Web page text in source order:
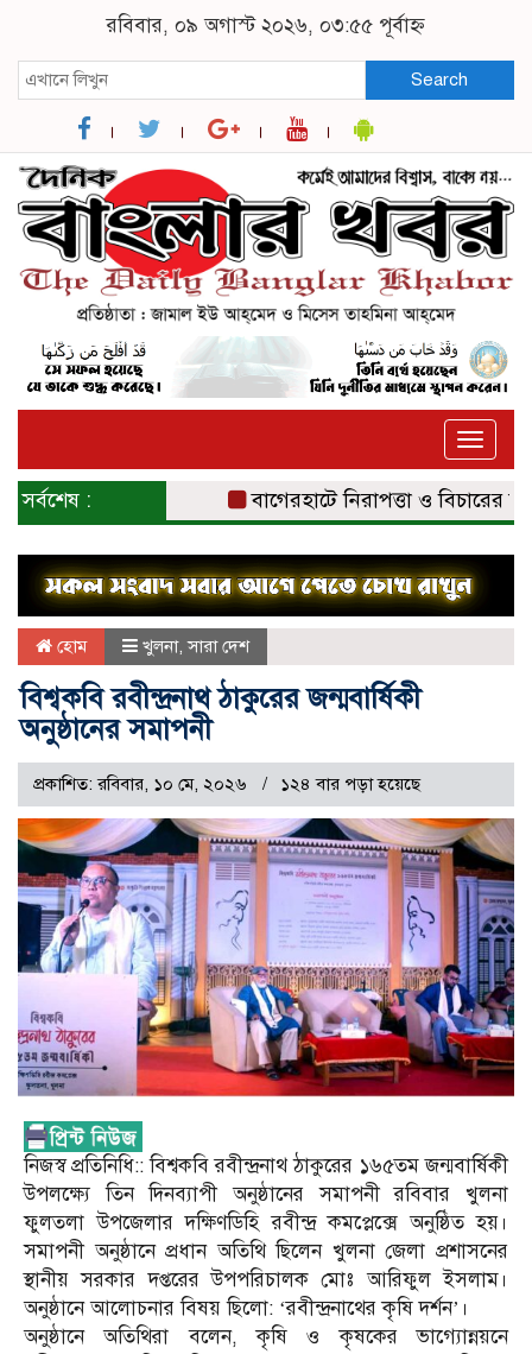
রবিবার, ০৯ অগাস্ট ২০২৬, ০৩:৫৫ পূর্বাহ্ন
Search
Toggle
সর্বশেষ : বাগেরহাটে নিরাপত্তা ও বিচারের
হোম খুলনা,সারা দেশ
বিশ্বকবি রবীন্দ্রনাথ ঠাকুরের জন্মবার্ষিকী
অনুষ্ঠানের সমাপনী
প্রকাশিত: রবিবার, ১০ মে, ২০২৬ ১২৪ বার পড়া হয়েছে
নিজস্ব প্রতিনিধি:: বিশ্বকবি রবীন্দ্রনাথ ঠাকুরের ১৬৫তম জন্মবার্ষিকী
উপলক্ষ্যে তিন দিনব্যাপী অনুষ্ঠানের সমাপনী রবিবার খুলনা
ফুলতলা উপজেলার দক্ষিণডিহি রবীন্দ্র কমপ্লেক্সে অনুষ্ঠিত হয়।
সমাপনী অনুষ্ঠানে প্রধান অতিথি ছিলেন খুলনা জেলা প্রশাসনের
স্থানীয় সরকার দপ্তরের উপপরিচালক মোঃ আরিফুল ইসলাম।
অনুষ্ঠানে আলোচনার বিষয় ছিলো: ‘রবীন্দ্রনাথের কৃষি দর্শন’।
অনুষ্ঠানে অতিথিরা বলেন, কৃষি ও কৃষকের ভাগ্যোন্নয়নে